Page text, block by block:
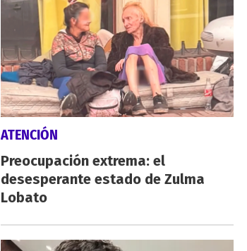
ATENCIÓN
Preocupación extrema: el
desesperante estado de Zulma
Lobato